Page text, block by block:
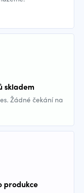
skladem
Žádné čekání na
produkce